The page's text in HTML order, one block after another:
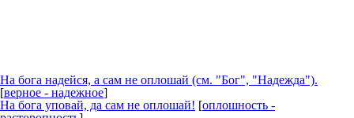
На бога надейся, а сам не оплошай (см. "Бог", "Надежда").
[верное - надежное]
На бога уповай, да сам не оплошай! [оплошность -